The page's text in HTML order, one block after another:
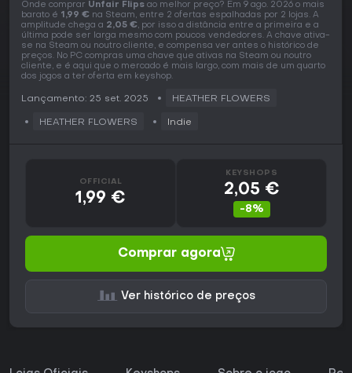
Onde comprar Unfair Flips ao melhor preço? Em 9 ago. 2026 o mais
barato é 1,99 € na Steam, entre 2 ofertas espalhadas por 2 lojas. A
amplitude chega a 2,05 €, por isso a distância entre a primeira e a
última pode ser larga mesmo com poucos vendedores. A chave ativa-
se na Steam ou noutro cliente, e compensa ver antes o histórico de
preços. No PC compras uma chave que ativas na Steam ou noutro
cliente, e é aqui que o mercado é mais largo, com mais de um quarto
dos jogos a ter oferta em keyshop.
Lançamento: 25 set. 2025 HEATHER FLOWERS
HEATHER FLOWERS Indie
OFFICIAL
1,99 €
KEYSHOPS
2,05 €
-8%
Comprar agora
Ver histórico de preços